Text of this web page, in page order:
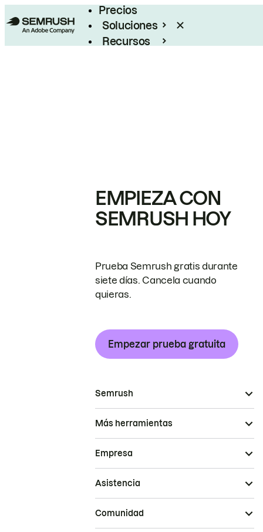
Precios
Soluciones
Recursos
EMPIEZA CON
SEMRUSH HOY
Prueba Semrush gratis durante
siete días. Cancela cuando
quieras.
Empezar prueba gratuita
Semrush
Más herramientas
Empresa
Asistencia
Comunidad